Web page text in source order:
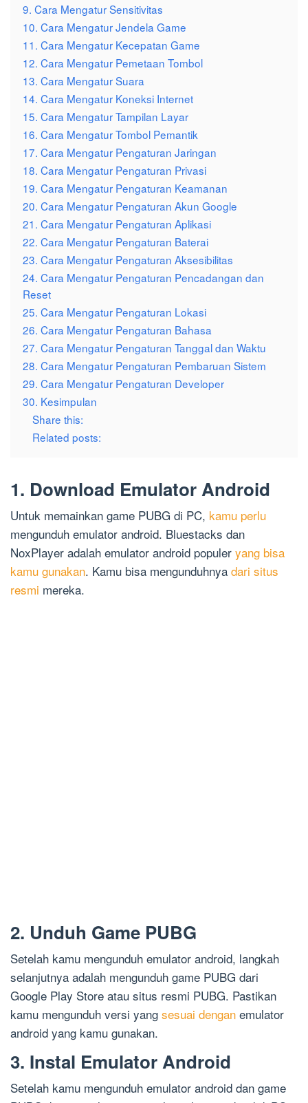
9. Cara Mengatur Sensitivitas
10. Cara Mengatur Jendela Game
11. Cara Mengatur Kecepatan Game
12. Cara Mengatur Pemetaan Tombol
13. Cara Mengatur Suara
14. Cara Mengatur Koneksi Internet
15. Cara Mengatur Tampilan Layar
16. Cara Mengatur Tombol Pemantik
17. Cara Mengatur Pengaturan Jaringan
18. Cara Mengatur Pengaturan Privasi
19. Cara Mengatur Pengaturan Keamanan
20. Cara Mengatur Pengaturan Akun Google
21. Cara Mengatur Pengaturan Aplikasi
22. Cara Mengatur Pengaturan Baterai
23. Cara Mengatur Pengaturan Aksesibilitas
24. Cara Mengatur Pengaturan Pencadangan dan
Reset
25. Cara Mengatur Pengaturan Lokasi
26. Cara Mengatur Pengaturan Bahasa
27. Cara Mengatur Pengaturan Tanggal dan Waktu
28. Cara Mengatur Pengaturan Pembaruan Sistem
29. Cara Mengatur Pengaturan Developer
30. Kesimpulan
Share this:
Related posts:
1. Download Emulator Android
Untuk memainkan game PUBG di PC, kamu perlu
mengunduh emulator android. Bluestacks dan
NoxPlayer adalah emulator android populer yang bisa
kamu gunakan. Kamu bisa mengunduhnya dari situs
resmi mereka.
2. Unduh Game PUBG
Setelah kamu mengunduh emulator android, langkah
selanjutnya adalah mengunduh game PUBG dari
Google Play Store atau situs resmi PUBG. Pastikan
kamu mengunduh versi yang sesuai dengan emulator
android yang kamu gunakan.
3. Instal Emulator Android
Setelah kamu mengunduh emulator android dan game